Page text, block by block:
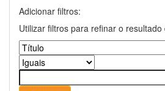
Adicionar filtros:
Utilizar filtros para refinar o resultado